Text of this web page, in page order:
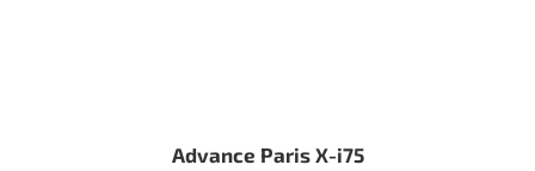
Advance Paris X-i75